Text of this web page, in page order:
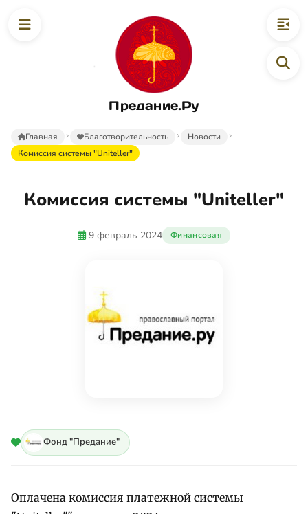
Предание.Ру
Главная Благотворительность
Новости
Комиссия системы "Uniteller"
Комиссия системы "Uniteller"
9 февраль 2024 Финансовая
Фонд "Предание"
Оплачена комиссия платежной системы